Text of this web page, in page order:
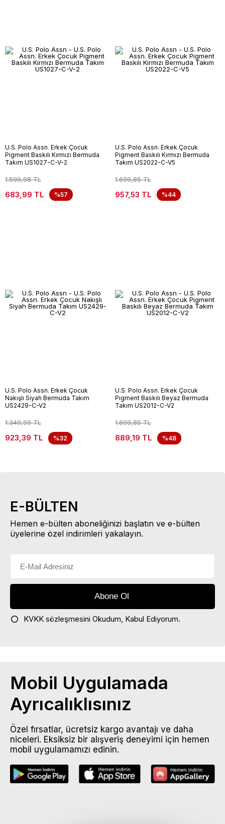
U.S. Polo Assn. Erkek Çocuk
Pigment Baskılı Kırmızı Bermuda
Takım US1027-C-V-2
1.599,98 TL
683,99 TL %57
U.S. Polo Assn. Erkek Çocuk
Pigment Baskılı Kırmızı Bermuda
Takım US2022-C-V5
1.699,85 TL
957,53 TL %44
U.S. Polo Assn. Erkek Çocuk
Nakışlı Siyah Bermuda Takım
US2429-C-V2
1.349,99 TL
923,39 TL %32
U.S. Polo Assn. Erkek Çocuk
Pigment Baskılı Beyaz Bermuda
Takım US2012-C-V2
1.699,85 TL
889,19 TL %48
E-BÜLTEN
Hemen e-bülten aboneliğinizi başlatın ve e-bülten
üyelerine özel indirimleri yakalayın.
KVKK sözleşmesini Okudum, Kabul Ediyorum.
Mobil Uygulamada
Ayrıcalıklısınız
Özel fırsatlar, ücretsiz kargo avantajı ve daha
niceleri. Eksiksiz bir alışveriş deneyimi için hemen
mobil uygulamamızı edinin.